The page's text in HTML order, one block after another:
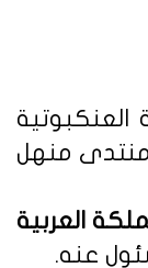
منتدى منهل
الإلكتروني 1438هـ في المملكة العربية
عنه.